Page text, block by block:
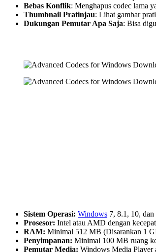
Bebas Konflik: Menghapus codec lama
Thumbnail Pratinjau: Lihat gambar
Dukungan Pemutar Apa Saja: Bisa
Sistem Operasi: Windows 7, 8.1, 10,
Prosesor: Intel atau AMD dengan
RAM: Minimal 512 MB (Disarankan 1
Penyimpanan: Minimal 100 MB ruang
Pemutar Media: Windows Media Player